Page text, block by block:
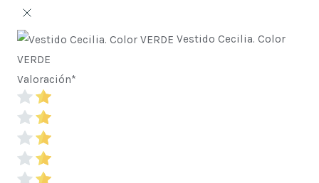
Vestido Cecilia. Color
VERDE
Valoración*